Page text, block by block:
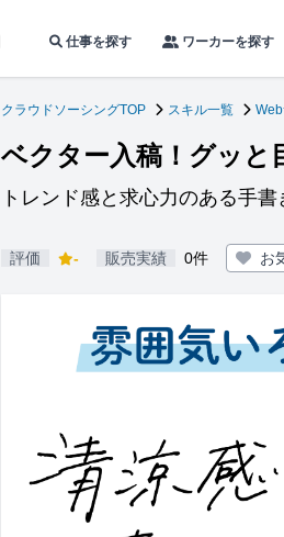
仕事を探す ワーカーを探す
クラウドソーシングTOP スキル一覧
ベクター入稿！グッ
トレンド感と求心力のある手
評価 - 販売実績 0件 お